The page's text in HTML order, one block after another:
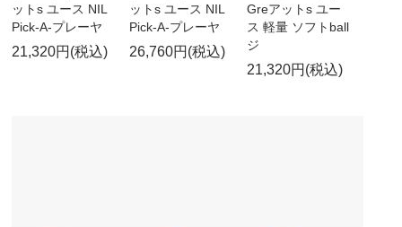
ットs ユース NIL
Pick-A-プレーヤ
21,320円(税込)
ットs ユース NIL
Pick-A-プレーヤ
26,760円(税込)
Greアットs ユー
ス 軽量 ソフトball
ジ
21,320円(税込)